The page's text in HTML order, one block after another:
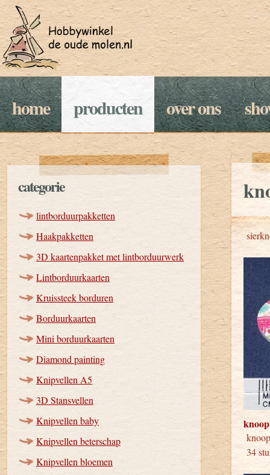
home producten over ons
categorie
lintborduurpakketten
Haakpakketten
3D kaartenpakket met lintborduurwerk
Lintborduurkaarten
Kruissteek borduren
Borduurkaarten
Mini borduurkaarten
Diamond painting
Knipvellen A5
3D Stansvellen
Knipvellen baby
Knipvellen beterschap
Knipvellen bloemen
34